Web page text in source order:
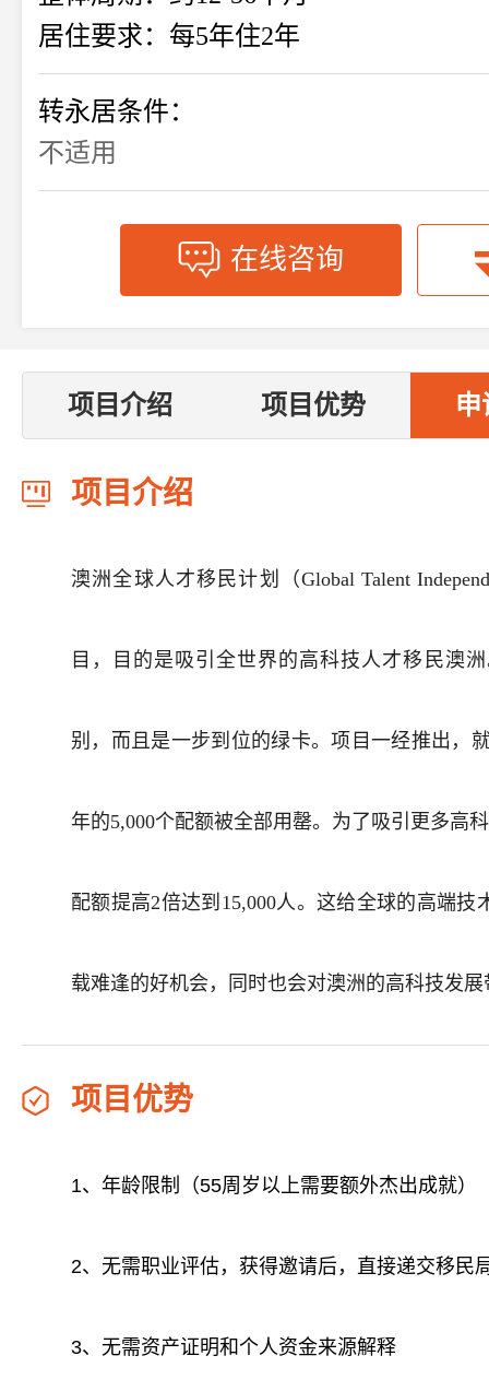
居住要求：每5年住2年
转永居条件：
不适用
在线咨询
项目介绍 项目优势 申
项目介绍
澳洲全球人才移民计划（Global Talent
目，目的是吸引全世界的高科技人才移民澳
别，而且是一步到位的绿卡。项目一经推出，
年的5,000个配额被全部用罄。为了吸引更多高
配额提高2倍达到15,000人。这给全球的高端
载难逢的好机会，同时也会对澳洲的高科技发
项目优势
1、年龄限制（55周岁以上需要额外杰出成就）
2、无需职业评估，获得邀请后，直接递交移民
3、无需资产证明和个人资金来源解释